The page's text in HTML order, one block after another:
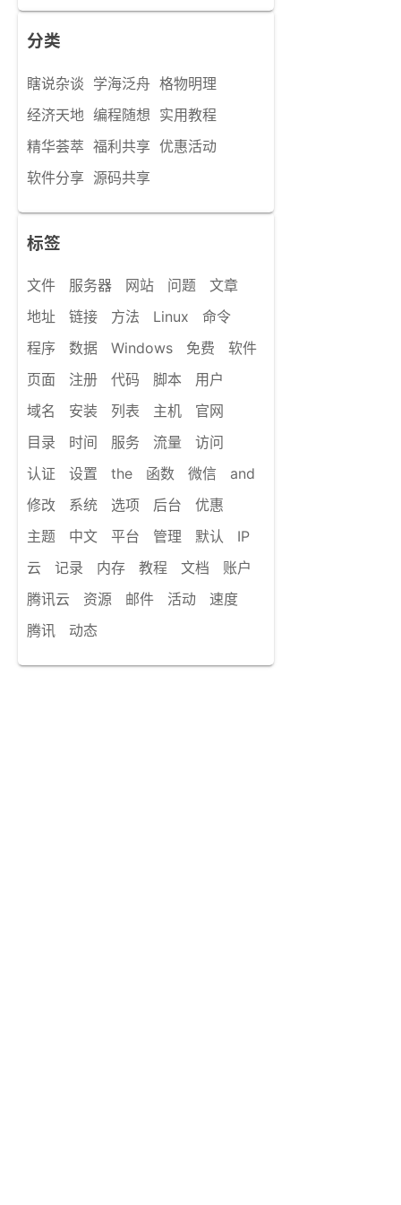
分类
瞎说杂谈 学海泛舟 格物明理
经济天地 编程随想 实用教程
精华荟萃 福利共享 优惠活动
软件分享 源码共享
标签
文件 服务器 网站 问题
文章
地址
链接 方法 Linux
命令
程序
数据 Windows 免费
软件
页面
注册 代码 脚本
用户
域名
安装 列表 主机
官网
目录
时间 服务 流量
访问
认证
设置 the 函数 微信
and
修改
系统 选项 后台
优惠
主题
中文 平台 管理 默认
IP
云
记录 内存 教程 文档
账户
腾讯云
资源 邮件 活动
速度
腾讯
动态